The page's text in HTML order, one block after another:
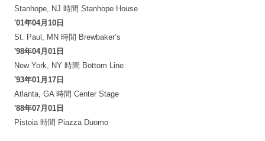
Stanhope, NJ 時間 Stanhope House
'01年04月10日
St. Paul, MN 時間 Brewbaker’s
'98年04月01日
New York, NY 時間 Bottom Line
'93年01月17日
Atlanta, GA 時間 Center Stage
'88年07月01日
Pistoia 時間 Piazza Duomo